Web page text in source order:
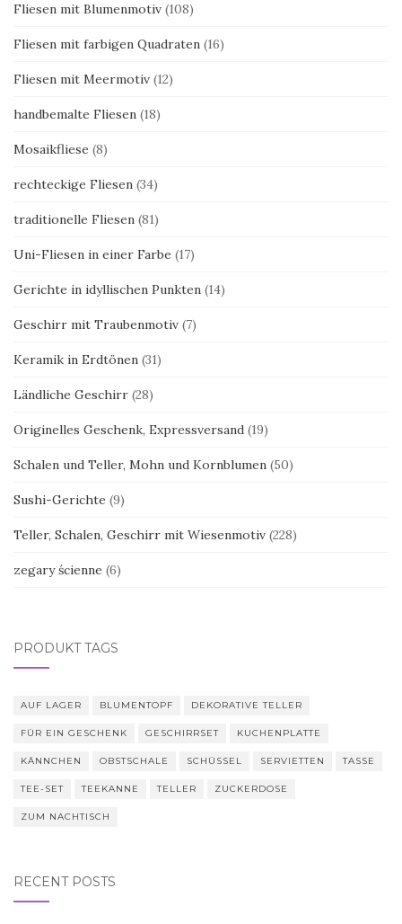
Fliesen mit Blumenmotiv (108)
Fliesen mit farbigen Quadraten (16)
Fliesen mit Meermotiv (12)
handbemalte Fliesen (18)
Mosaikfliese (8)
rechteckige Fliesen (34)
traditionelle Fliesen (81)
Uni-Fliesen in einer Farbe (17)
Gerichte in idyllischen Punkten (14)
Geschirr mit Traubenmotiv (7)
Keramik in Erdtönen (31)
Ländliche Geschirr (28)
Originelles Geschenk, Expressversand (19)
Schalen und Teller, Mohn und Kornblumen (50)
Sushi-Gerichte (9)
Teller, Schalen, Geschirr mit Wiesenmotiv (228)
zegary ścienne (6)
PRODUKT TAGS
AUF LAGER BLUMENTOPF DEKORATIVE TELLER
FÜR EIN GESCHENK GESCHIRRSET KUCHENPLATTE
KÄNNCHEN OBSTSCHALE SCHÜSSEL SERVIETTEN TASSE
TEE-SET TEEKANNE TELLER ZUCKERDOSE
ZUM NACHTISCH
RECENT POSTS